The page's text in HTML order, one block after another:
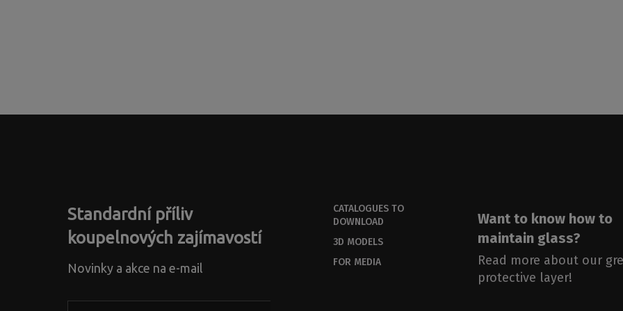
Standardní příliv
koupelnových zajímavostí
Novinky a akce na e-mail
CATALOGUES TO
DOWNLOAD
3D MODELS
FOR MEDIA
Want to know how to
maintain glass?
Read more about our
protective layer!